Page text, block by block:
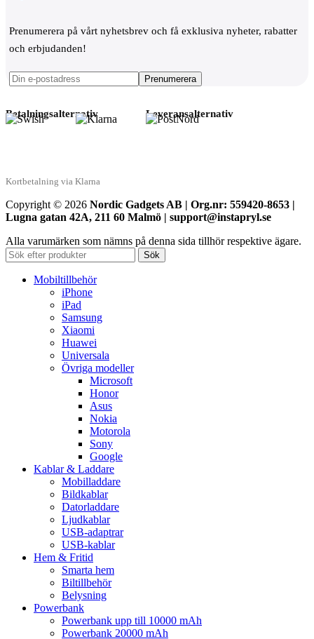
Prenumerera på vårt nyhetsbrev och få exklusiva nyheter, rabatter
och erbjudanden!
Betalningsalternativ
Kortbetalning via Klarna
Leveransalternativ
Copyright © 2026 Nordic Gadgets AB | Org.nr: 559420-8653 |
Lugna gatan 42A, 211 60 Malmö | support@instapryl.se
Alla varumärken som nämns på denna sida tillhör respektive ägare.
Sök
Mobiltillbehör
iPhone
iPad
Samsung
Xiaomi
Huawei
Universala
Övriga modeller
Microsoft
Honor
Asus
Nokia
Motorola
Sony
Google
Kablar & Laddare
Mobilladdare
Bildkablar
Datorladdare
Ljudkablar
USB-adaptrar
USB-kablar
Hem & Fritid
Smarta hem
Biltillbehör
Belysning
Powerbank
Powerbank upp till 10000 mAh
Powerbank 20000 mAh